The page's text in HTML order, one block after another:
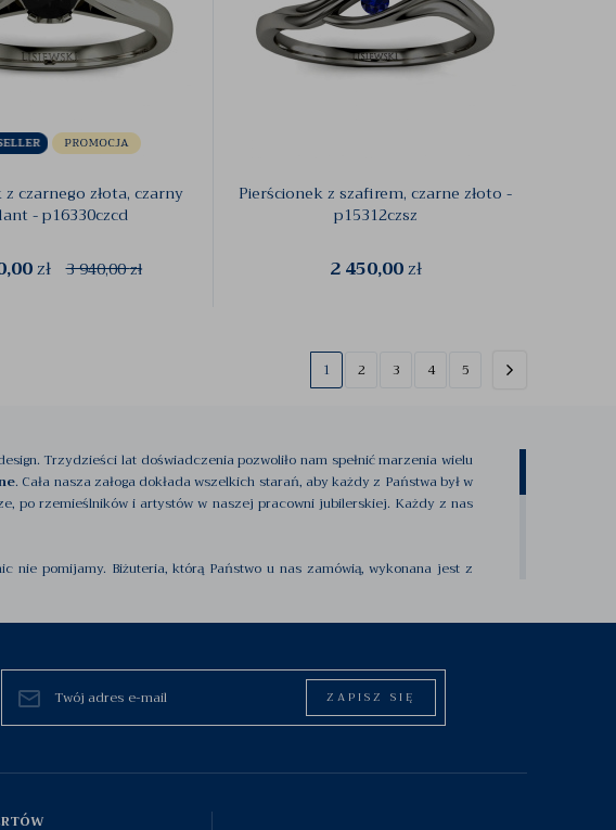
czarnego złota, czarny
- p16330czcd
zł 3 940,00zł
Pierścionek z szafirem, czarne złoto -
p15312czsz
2 450,00zł
1 2 3 4 5
Trzydzieści lat doświadczenia pozwoliło nam spełnić marzenia wielu
. Cała nasza załoga dokłada wszelkich starań, aby każdy z Państwa był w
po rzemieślników i artystów w naszej pracowni jubilerskiej. Każdy z nas
nie pomijamy. Biżuteria, którą Państwo u nas zamówią, wykonana jest z
pracę, co przekłada się na doskonałą jakość obsługi każdego naszego
diamentów. Ogromne doświadczenie pozwala nam na wybór
ZAPISZ SIĘ